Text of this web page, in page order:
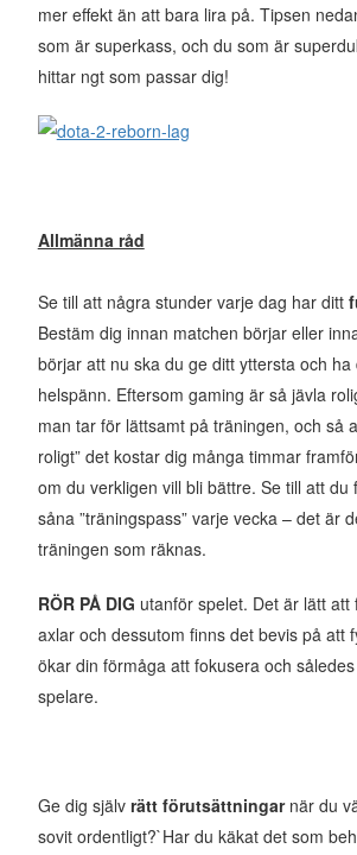
mer effekt än att bara lira på. Tipsen
som är superkass, och du som är
hittar ngt som passar dig!
Allmänna råd
Se till att några stunder varje dag har ditt
Bestäm dig innan matchen börjar eller
börjar att nu ska du ge ditt yttersta och ha
helspänn. Eftersom gaming är så jävla
man tar för lättsamt på träningen, och så
roligt” det kostar dig många timmar
om du verkligen vill bli bättre. Se till att du
såna ”träningspass” varje vecka – det är
träningen som räknas.
RÖR PÅ DIG utanför spelet. Det är lätt
axlar och dessutom finns det bevis på att
ökar din förmåga att fokusera och
spelare.
Ge dig själv rätt förutsättningarnär du
sovit ordentligt?`Har du käkat det som